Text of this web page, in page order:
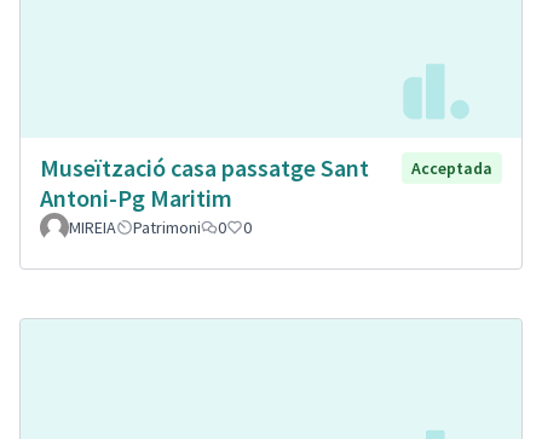
Museïtzació casa passatge Sant
Antoni-Pg Maritim
Acceptada
MIREIA Patrimoni 0 0